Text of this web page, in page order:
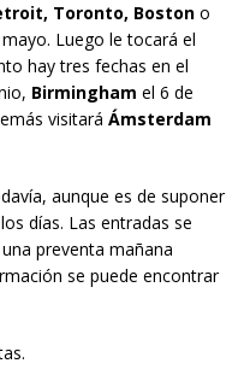
Toronto, Boston o
Luego le tocará el
hay tres fechas en el
Birmingham el 6 de
visitará Ámsterdam
aunque es de suponer
días. Las entradas se
preventa mañana
se puede encontrar